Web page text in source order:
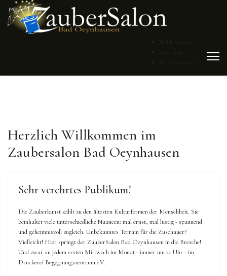
Wissenswertes
Herzlich Willkommen im
Zaubersalon Bad Oeynhausen
Sehr verehrtes Publikum!
Die Zauberkunst zählt zu den ältesten Kulturformen der Menschheit. Sie
beinhaltet viele unterschiedliche Nuancen: mal ernst, mal lustig - spannend
und geheimnisvoll zugleich. Unbekanntes Terrain für die Zuschauer?
Vielleicht! Hier springt der ZauberSalon Bad Oeynhausen in die Bresche!
Und zwar an jedem ersten Mittwoch im Monat - immer um 20 Uhr - im
Druckerei Begegnungszentrum e.V.